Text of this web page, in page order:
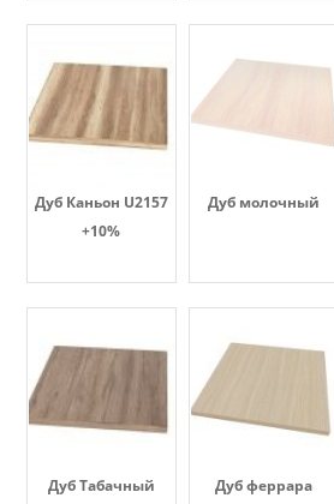
Дуб Каньон U2157
+10%
Дуб молочный
Дуб Табачный
Дуб феррара